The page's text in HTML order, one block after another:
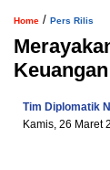
Home / Pers Rilis
Tim Diplomatik
Kamis, 26 Maret